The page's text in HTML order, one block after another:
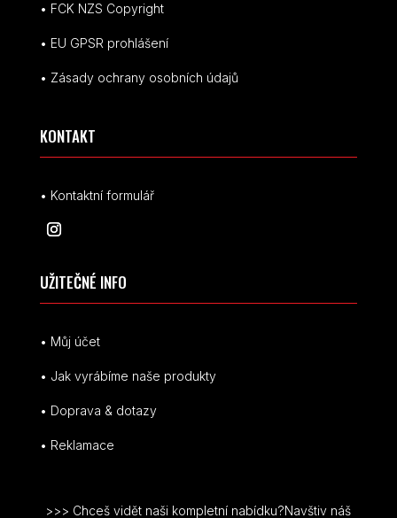
• FCK NZS Copyright
• EU GPSR prohlášení
• Zásady ochrany osobních údajů
KONTAKT
• Kontaktní formulář
UŽITEČNÉ INFO
• Můj účet
• Jak vyrábíme naše produkty
• Doprava & dotazy
• Reklamace
>>> Chceš vidět naši kompletní nabídku?Navštiv náš